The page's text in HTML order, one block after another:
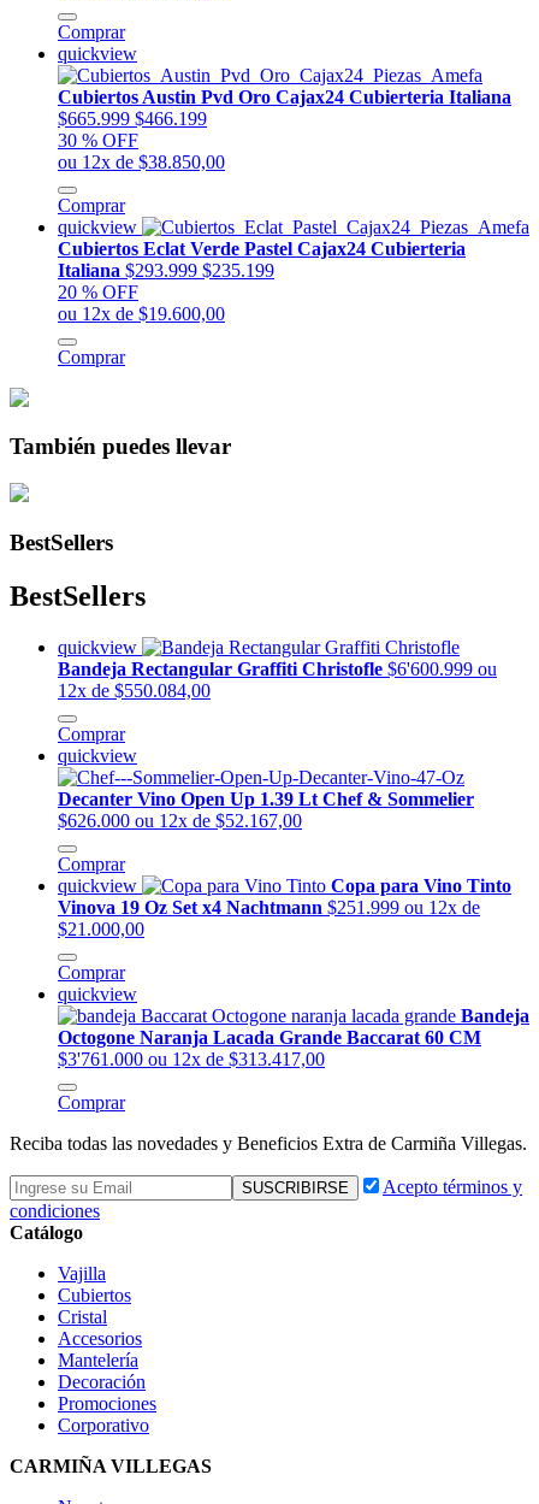
Comprar
quickview
Cubiertos Austin Pvd Oro Cajax24 Cubierteria Italiana
$665.999 $466.199
30 % OFF
ou 12x de $38.850,00
Comprar
quickview
Cubiertos Eclat Verde Pastel Cajax24 Cubierteria
Italiana $293.999 $235.199
20 % OFF
ou 12x de $19.600,00
Comprar
También puedes llevar
BestSellers
BestSellers
quickview
Bandeja Rectangular Graffiti Christofle $6'600.999 ou
12x de $550.084,00
Comprar
quickview
Decanter Vino Open Up 1.39 Lt Chef & Sommelier
$626.000 ou 12x de $52.167,00
Comprar
quickview
Copa para Vino Tinto
Vinova 19 Oz Set x4 Nachtmann $251.999 ou 12x de
$21.000,00
Comprar
quickview
Bandeja
Octogone Naranja Lacada Grande Baccarat 60 CM
$3'761.000 ou 12x de $313.417,00
Comprar
Reciba todas las novedades y Beneficios Extra de Carmiña Villegas.
Acepto términos y
condiciones
Catálogo
Vajilla
Cubiertos
Cristal
Accesorios
Mantelería
Decoración
Promociones
Corporativo
CARMIÑA VILLEGAS